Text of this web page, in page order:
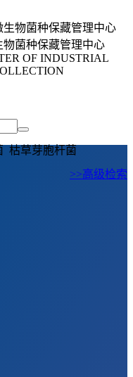
物菌种保藏管理中心
OF INDUSTRIAL
枯草芽胞杆菌
>>高级检索